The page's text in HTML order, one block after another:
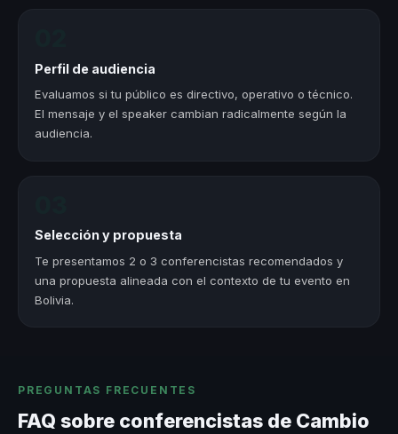
Perfil de audiencia
Evaluamos si tu público es directivo, operativo o técnico.
El mensaje y el speaker cambian radicalmente según la
audiencia.
Selección y propuesta
Te presentamos 2 o 3 conferencistas recomendados y
una propuesta alineada con el contexto de tu evento en
Bolivia.
PREGUNTAS FRECUENTES
FAQ sobre conferencistas de Cambio